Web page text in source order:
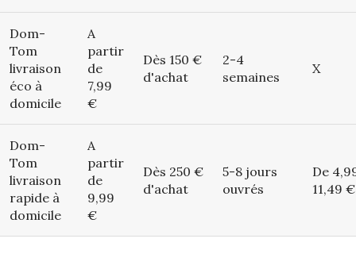
Dom-
Tom
livraison
éco à
domicile
A
partir
de
7,99
€
Dès 150 €
d'achat
2-4
semaines
X
Dom-
Tom
livraison
rapide à
domicile
A
partir
de
9,99
€
Dès 250 €
d'achat
5-8 jours
ouvrés
De
11,49 €